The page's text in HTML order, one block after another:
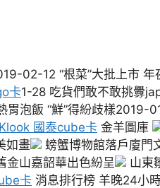
02-12 “根菜”大批上市
卡1-28 吃貨們敢不敢挑釁
胃泡飯 “鮮”得紛歧樣2019-
Klook 國泰cube卡 金羊圖庫
如畫 螃蟹博物館落戶廈門
金山嘉韶華出色紛呈 山東
卡 消息排行榜 羊晚24小